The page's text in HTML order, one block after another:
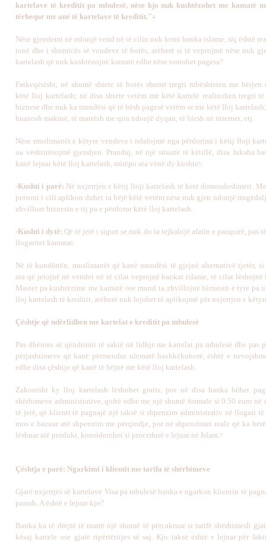
kartelave të kreditit pa mbulesë, nëse kjo nuk kushtëzohet me kamatë
tërhequr me anë të kartelave të kreditit."4
Nëse gjendemi në ndonjë vend në të cilin nuk kemi banka islame, siç është
tonë dhe i shumicës së vendeve të botës, atëherë si të veprojmë nëse nuk
kartelash që nuk kushtëzojnë kamatë edhe nëse vonohet pagesa?
Fatkeqësisht, në shumë shtete të botës shumë tregti mbështeten me bërjen
këtë lloj kartelash; në disa shtete vetëm me këtë kartelë realizohen tregti të
biznese dhe nuk ka mundësi që të bësh pagesë vetëm se me këtë lloj
huazosh makinë, të marrësh me qira ndonjë dyqan, të blesh në internet, etj.
Nëse muslimanët e këtyre vendeve i ndalojmë nga përdorimi i këtij lloji
ua vështirësojmë gjendjen. Prandaj, në një situatë të këtillë, disa fukaha
kanë lejuar këtë lloj kartelash, mirëpo ata vënë dy kushte5:
-Kushti i parë: Në nxjerrjen e këtij lloji kartelash të ketë domosdoshmëri.
personi i cili aplikon duhet ta bëjë këtë vetëm nëse nuk gjen ndonjë
zhvilluar biznesin e tij pa e përdorur këtë lloj kartelash.
-Kushti i dytë: Që të jetë i sigurt se nuk do ta tejkalojë afatin e paraparë, pas
llogaritet kamata6.
Në të kundërtën, muslimanët që kanë mundësi të gjejnë alternativë tjetër,
ata që jetojnë në vendet në të cilat veprojnë bankat islame, të cilat lëshojnë
Master pa kushtëzime me kamatë ose mund ta zhvillojnë biznesin e tyre pa
lloj kartelash të kreditit, atëherë nuk lejohet të aplikojmë për nxjerrjen e
Çështje që ndërlidhen me kartelat e kreditit pa mbulesë
Pas dhënies së qëndrimit të saktë në lidhje me kartelat pa mbulesë dhe pas
përjashtimeve që kanë përmendur ulematë bashkëkohorë, është e
edhe disa çështje që kanë të bëjnë me këtë lloj kartelash.
Zakonisht ky lloj kartelash lëshohet gratis, por në disa banka bëhet
shërbimeve administrative, qoftë edhe me një shumë formale si 0.50 euro në
të jetë, që klienti të paguajë një taksë si shpenzim administrativ në llogari të
mos e bazuar atë shpenzim me përqindje, por në shpenzimet reale që ka
lëshuar atë produkt, konsiderohet si procedurë e lejuar në Islam.7
Çështja e parë: Ngarkimi i klientit me tarifa të shërbimeve
Gjatë nxjerrjes së kartelave Visa pa mbulesë banka e ngarkon klientin të
parash. A është e lejuar kjo?
Banka ka të drejtë të marrë një shumë të përcaktuar si tarifë shërbimesh
kësaj kartele ose gjatë ripërtëritjes së saj. Kjo taksë është e lejuar për